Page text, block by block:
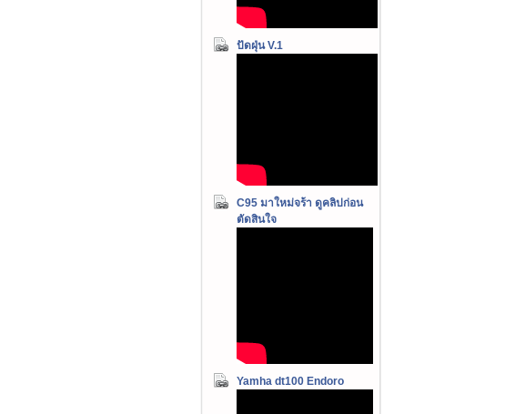
ปัดฝุ่น V.1
C95 มาใหม่จร้า ดูคลิปก่อน
ตัดสินใจ
Yamha dt100 Endoro